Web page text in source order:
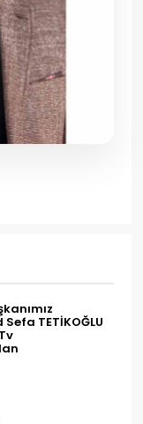
TETİKOĞLU